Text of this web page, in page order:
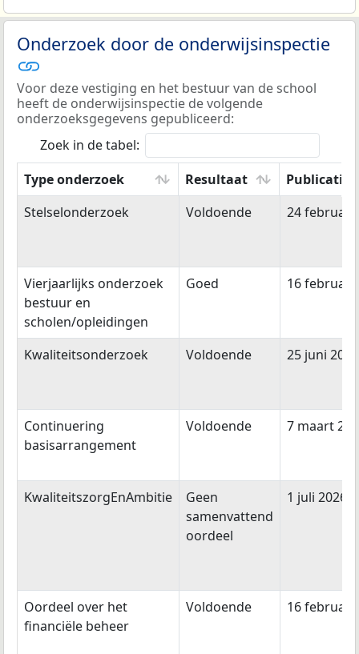
Onderzoek door de onderwijsinspectie
Voor deze vestiging en het bestuur van de school
heeft de onderwijsinspectie de volgende
onderzoeksgegevens gepubliceerd:
Zoek in de tabel:
Type onderzoek
Resultaat
Type onderzoek
Resultaat
Stelselonderzoek Voldoende 24 februari
Vierjaarlijks onderzoek
bestuur en
scholen/opleidingen
Goed 16 februari
Kwaliteitsonderzoek Voldoende 25 juni 2015
Continuering
basisarrangement
Voldoende 7 maart
KwaliteitszorgEnAmbitie
Geen
samenvattend
oordeel
1 juli 2026
Oordeel over het
financiële beheer
Voldoende 16 februari